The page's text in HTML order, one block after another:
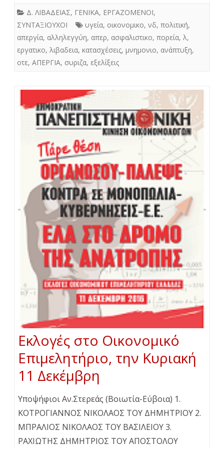
Δ. ΛΙΒΑΔΕΙΑΣ, ΓΕΝΙΚΑ, ΕΡΓΑΖΟΜΕΝΟΙ,
ΣΥΝΤΑΞΙΟΥΧΟΙ
υγεία, οικονομικο, νδ, πολιτική,
απεργία, αλληλεγγύη, απερ, ασφαλιστικο, πορεία, λ,
εργατικο, λιβαδεια, κατασχέσεις, μνημονιο, ανάπτυξη,
οτε, ΑΠΕΡΓΙΑ, συριζα, εξελίξεις
Εκλογές στο Οικονομικό
Επιμελητήριο, την Κυριακή
11 Δεκέμβρη
Υποψήφιοι Αν.Στερεάς (Βοιωτία-Εύβοια) 1.
ΚΟΤΡΟΓΙΑΝΝΟΣ ΝΙΚΟΛΑΟΣ ΤΟΥ ΔΗΜΗΤΡΙΟΥ 2.
ΜΠΡΑΛΙΟΣ ΝΙΚΟΛΑΟΣ ΤΟΥ ΒΑΣΙΛΕΙΟΥ 3.
ΡΑΧΙΩΤΗΣ ΔΗΜΗΤΡΙΟΣ ΤΟΥ ΑΠΟΣΤΟΛΟΥ